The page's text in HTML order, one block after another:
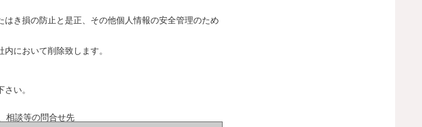
き損の防止と是正、その他個人情報の安全管理のため
において削除致します。
い。
相談等の問合せ先